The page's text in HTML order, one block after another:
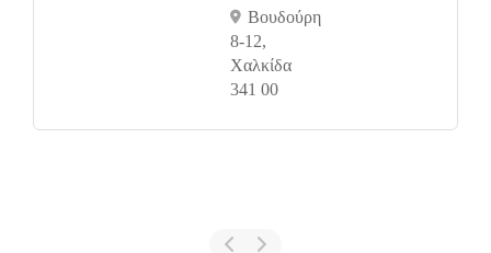
Βουδούρη
8-12,
Χαλκίδα
341 00